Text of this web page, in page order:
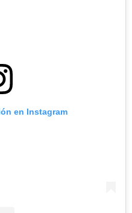
en Instagram